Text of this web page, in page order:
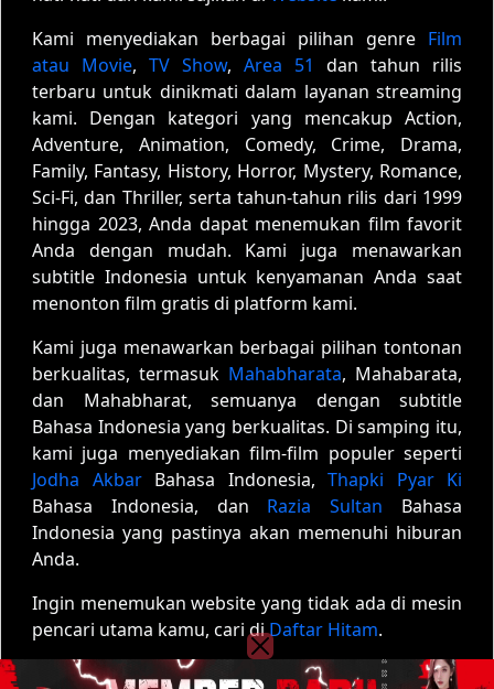
Kami menyediakan berbagai pilihan genre Film
atau Movie, TV Show, Area 51
dan tahun rilis
terbaru untuk dinikmati dalam layanan streaming
kami. Dengan kategori yang mencakup Action,
Adventure, Animation, Comedy, Crime, Drama,
Family, Fantasy, History, Horror, Mystery, Romance,
Sci-Fi, dan Thriller, serta tahun-tahun rilis dari 1999
hingga 2023, Anda dapat menemukan film favorit
Anda dengan mudah. Kami juga menawarkan
subtitle Indonesia untuk kenyamanan Anda saat
menonton film gratis di platform kami.
Kami juga menawarkan berbagai pilihan tontonan
berkualitas, termasuk Mahabharata, Mahabarata,
dan Mahabharat, semuanya dengan subtitle
Bahasa Indonesia yang berkualitas. Di samping itu,
kami juga menyediakan film-film populer seperti
Jodha AkbarBahasa Indonesia, Thapki Pyar Ki
Bahasa Indonesia, dan Razia Sultan Bahasa
Indonesia yang pastinya akan memenuhi hiburan
Anda.
Ingin menemukan website yang tidak ada di mesin
pencari utama kamu, cari diDaftar Hitam.